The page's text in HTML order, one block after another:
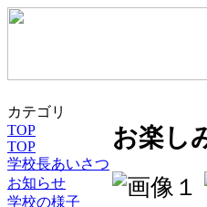
カテゴリ
TOP
TOP
学校長あいさつ
お知らせ
学校の様子
お楽し